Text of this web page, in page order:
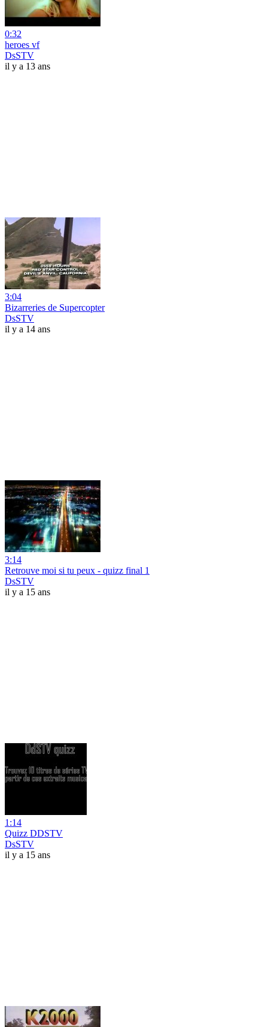
0:32
heroes vf
DsSTV
il y a 13 ans
3:04
Bizarreries de Supercopter
DsSTV
il y a 14 ans
3:14
Retrouve moi si tu peux - quizz final 1
DsSTV
il y a 15 ans
1:14
Quizz DDSTV
DsSTV
il y a 15 ans